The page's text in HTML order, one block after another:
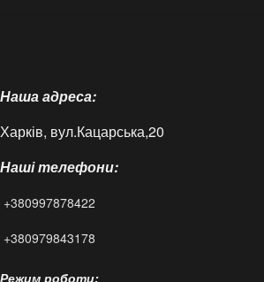
Доставка і оплата
Контакти
Статті
FAQ
Наша адреса:
Харків, вул.Кацарська,20
Наші телефони:
+380997878422
+380979843178
Режим роботи: